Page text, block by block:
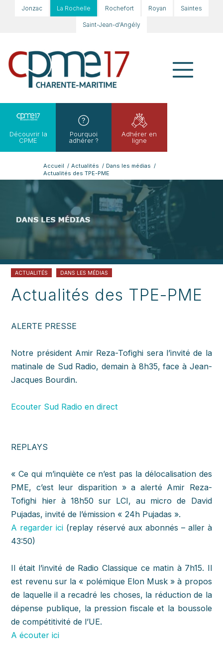
Jonzac La Rochelle Rochefort Royan Saintes
Saint-Jean-d'Angély
Découvrir la
CPME
Pourquoi
adhérer ?
Adhérer en
ligne
Accueil / Actualités / Dans les médias /
Actualités des TPE-PME
ACTUALITÉS DANS LES MÉDIAS
Actualités des TPE-PME
ALERTE PRESSE
Notre président Amir Reza-Tofighi sera l’invité de la
matinale de Sud Radio, demain à 8h35, face à Jean-
Jacques Bourdin.
Ecouter Sud Radio en direct
REPLAYS
« Ce qui m’inquiète ce n’est pas la délocalisation des
PME, c’est leur disparition »a alerté Amir Reza-
Tofighi hier à 18h50 sur LCI, au micro de David
Pujadas, invité de l’émission « 24h Pujadas ».
A regarder ici (replay réservé aux abonnés – aller à
43:50)
Il était l’invité de Radio Classique ce matin à 7h15. Il
est revenu sur la « polémique Elon Musk » à propos
de laquelle il a recadré les choses, la réduction de la
dépense publique, la pression fiscale et la boussole
de compétitivité de l’UE.
A écouter ici